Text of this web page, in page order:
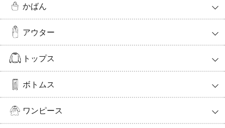
かばん
アウター
トップス
ボトムス
ワンピース